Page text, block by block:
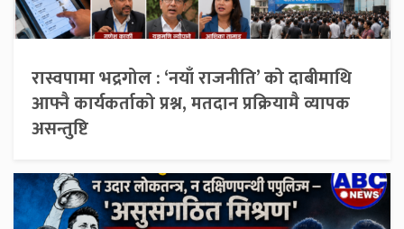
रास्वपामा भद्रगोल : ‘नयाँ राजनीति’ को दाबीमाथि
आफ्नै कार्यकर्ताको प्रश्न, मतदान प्रक्रियामै व्यापक
असन्तुष्टि